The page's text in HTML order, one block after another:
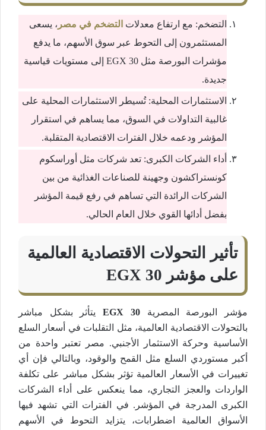
التضخم: مع ارتفاع معدلات التضخم في مصر ، يسعى
المستثمرون إلى التحوط عبر سوق الأسهم، ما يدفع
مؤشرات البورصة مثل EGX 30 إلى مستويات قياسية
جديدة.
الاستثمارات المحلية: تُسيطر الاستثمارات المحلية على
غالبية التداولات في السوق، مما يساهم في استقرار
المؤشر ودعمه خلال الفترات الاقتصادية المتقلبة.
أداء الشركات الكبرى: تعد شركات مثل أوراسكوم
كونستراكشون وجهينة للصناعات الغذائية من بين
الشركات الرائدة التي تساهم في رفع قيمة المؤشر
بفضل أدائها القوي خلال العام الحالي.
تأثير التحولات الاقتصادية العالمية
على مؤشر
EGX 30
مؤشر البورصة المصريةEGX 30يتأثر بشكل مباشر
بالتحولات الاقتصادية العالمية، مثل التقلبات في أسعار السلع
الأساسية وحركة الاستثمار الأجنبي. مصر تعتبر واحدة من
أكبر مستوردي السلع مثل القمح والوقود، وبالتالي فإن أي
تغييرات في الأسعار العالمية تؤثر بشكل مباشر على تكلفة
الواردات والعجز التجاري، مما ينعكس على أداء الشركات
الكبرى المدرجة في المؤشر. في الفترات التي تشهد فيها
الأسواق العالمية اضطرابات، يتزايد التحوط في الأسهم